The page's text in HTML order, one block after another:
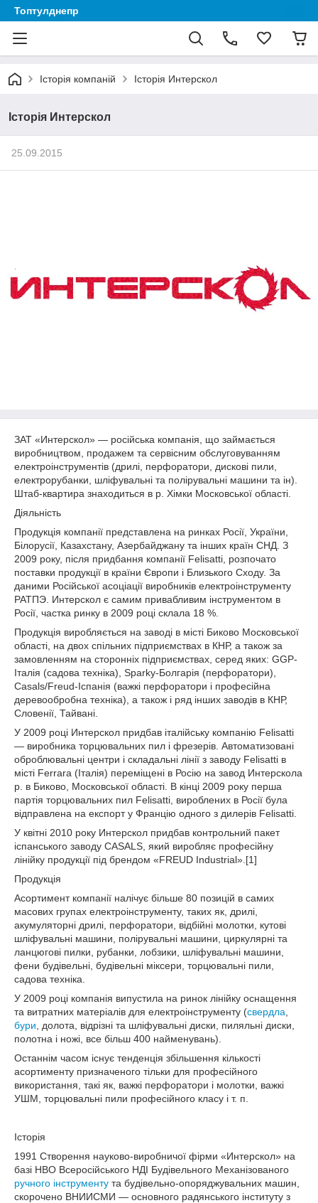
Топтулднепр
Історія компаній Історія Интерскол
Історія Интерскол
25.09.2015
ЗАТ «Интерскол» — російська компанія, що займається
виробництвом, продажем та сервісним обслуговуванням
електроінструментів (дрилі, перфоратори, дискові пили,
електрорубанки, шліфувальні та полірувальні машини та ін).
Штаб-квартира знаходиться в р. Хімки Московської області.
Діяльність
Продукція компанії представлена на ринках Росії, України,
Білорусії, Казахстану, Азербайджану та інших країн СНД. З
2009 року, після придбання компанії Felisatti, розпочато
поставки продукції в країни Європи і Близького Сходу. За
даними Російської асоціації виробників електроінструменту
РАТПЭ. Интерскол є самим привабливим інструментом в
Росії, частка ринку в 2009 році склала 18 %.
Продукція виробляється на заводі в місті Биково Московської
області, на двох спільних підприємствах в КНР, а також за
замовленням на сторонніх підприємствах, серед яких: GGP-
Італія (садова техніка), Sparky-Болгарія (перфоратори),
Casals/Freud-Іспанія (важкі перфоратори і професійна
деревообробна техніка), а також і ряд інших заводів в КНР,
Словенії, Тайвані.
У 2009 році Интерскол придбав італійську компанію Felisatti
— виробника торцювальних пил і фрезерів. Автоматизовані
оброблювальні центри і складальні лінії з заводу Felisatti в
місті Ferrara (Італія) переміщені в Росію на завод Интерскола
р. в Биково, Московської області. В кінці 2009 року перша
партія торцювальних пил Felisatti, вироблених в Росії була
відправлена на експорт у Францію одного з дилерів Felisatti.
У квітні 2010 року Интерскол придбав контрольний пакет
іспанського заводу CASALS, який виробляє професійну
лінійку продукції під брендом «FREUD Industrial».[1]
Продукція
Асортимент компанії налічує більше 80 позицій в самих
масових групах електроінструменту, таких як, дрилі,
акумуляторні дрилі, перфоратори, відбійні молотки, кутові
шліфувальні машини, полірувальні машини, циркулярні та
ланцюгові пилки, рубанки, лобзики, шліфувальні машини,
фени будівельні, будівельні міксери, торцювальні пили,
садова техніка.
У 2009 році компанія випустила на ринок лінійку оснащення
та витратних матеріалів для електроінструменту (свердла
бури , долота, відрізні та шліфувальні диски, пиляльні диски,
полотна і ножі, все більш 400 найменувань).
Останнім часом існує тенденція збільшення кількості
асортименту призначеного тільки для професійного
використання, такі як, важкі перфоратори і молотки, важкі
УШМ, торцювальні пили професійного класу і т. п.
Історія
1991 Створення науково-виробничої фірми «Интерскол» на
базі НВО Всеросійського НДІ Будівельного Механізованого
ручного інструменту та будівельно-опоряджувальних машин,
скорочено ВНИИСМИ — основного радянського інституту з